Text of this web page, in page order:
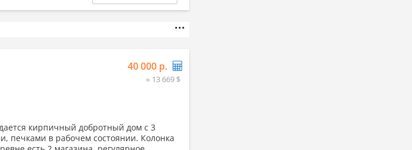
40 000 р.
≈ 13 669 $
кирпичный добротный дом с 3
печками в рабочем состоянии. Колонка